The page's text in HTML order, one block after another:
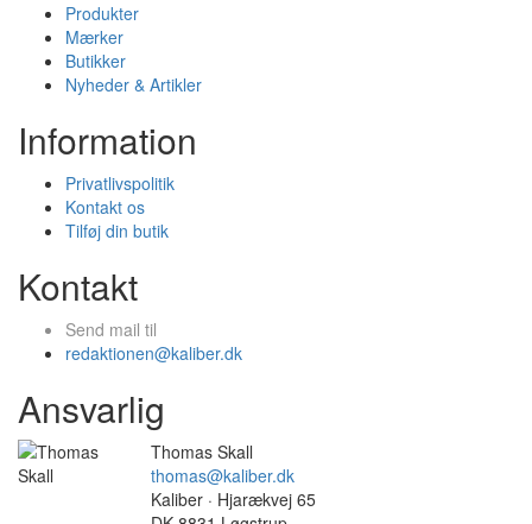
Produkter
Mærker
Butikker
Nyheder & Artikler
Information
Privatlivspolitik
Kontakt os
Tilføj din butik
Kontakt
Send mail til
redaktionen@kaliber.dk
Ansvarlig
Thomas Skall
thomas@kaliber.dk
Kaliber · Hjarækvej 65